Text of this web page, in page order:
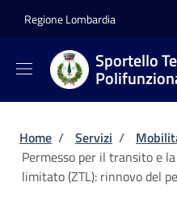
Regione Lombardia
Sportello
Briciole di
Home / Servizi /
Permesso per il transito e
limitato (ZTL): rinnovo del